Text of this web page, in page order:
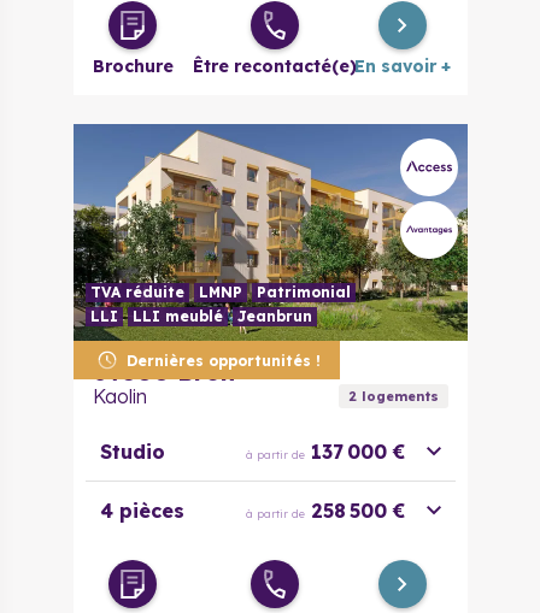
Brochure Être recontacté(e)En savoir +
Dernières opportunités !
TVA réduite LMNP
Patrimonial
LLI
LLI meublé Jeanbrun
69500 Bron
Kaolin 2logements
Studio à partir de 137 000 €
4 pièces à partir de 258 500 €